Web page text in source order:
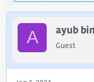
t
a
r
t
r
A ayub
Guest